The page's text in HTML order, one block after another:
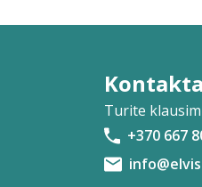
Ieva
Ignas
Turite
+370 667